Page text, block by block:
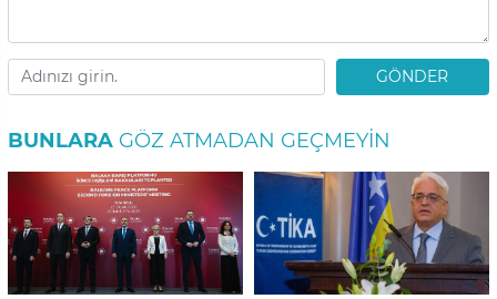
GÖNDER
BUNLARA GÖZ ATMADAN GEÇMEYIN